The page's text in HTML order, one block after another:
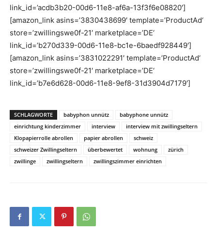
link_id=’acdb3b20-00d6-11e8-af6a-13f3f6e08820′]
[amazon_link asins=’3830438699′ template=’ProductAd‘
store=’zwillingswe0f-21′ marketplace=’DE‘
link_id=’b270d339-00d6-11e8-bc1e-6baedf928449′]
[amazon_link asins=’3831022291′ template=’ProductAd‘
store=’zwillingswe0f-21′ marketplace=’DE‘
link_id=’b7e6d628-00d6-11e8-9ef8-31d3904d7179′]
SCHLAGWORTE babyphon unnütz
babyphone unnütz
einrichtung kinderzimmer
interview
interview mit zwillingseltern
Klopapierrolle abrollen
papier abrollen
schweiz
schweizer Zwillingseltern
überbewertet wohnung
zürich
zwillinge
zwillingseltern zwillingszimmer einrichten